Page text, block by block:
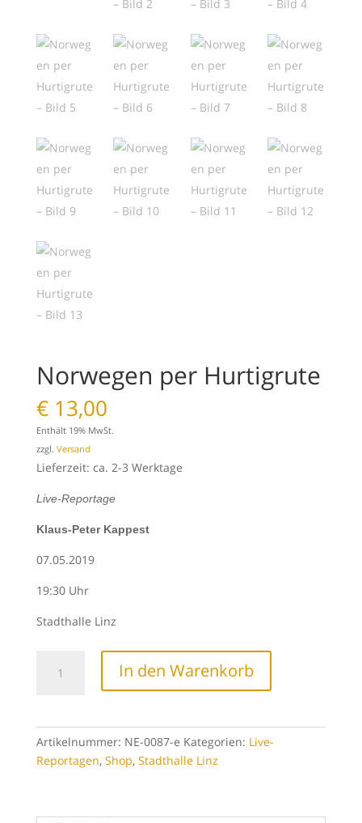
Norwegen per Hurtigrute
€13,00
Enthält 19% MwSt.
zzgl. Versand
Lieferzeit: ca. 2-3 Werktage
Live-Reportage
Klaus-Peter Kappest
07.05.2019
19:30 Uhr
Stadthalle Linz
In den Warenkorb
Artikelnummer: NE-0087-e Kategorien: Live-
Reportagen, Shop, Stadthalle Linz